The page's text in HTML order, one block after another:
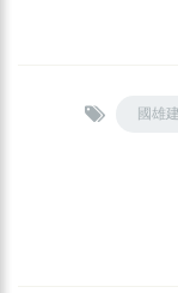
國雄